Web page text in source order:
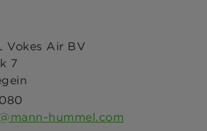
Vokes Air BV
7
hummel.com